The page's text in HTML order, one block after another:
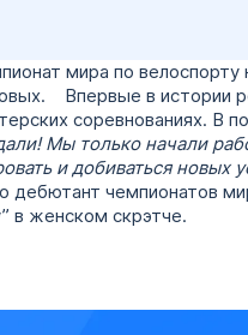
мира по
Впервые в истории
соревнованиях. В
Мы только начали
и добиваться новых
дебютант чемпионатов
в женском скрэтче.